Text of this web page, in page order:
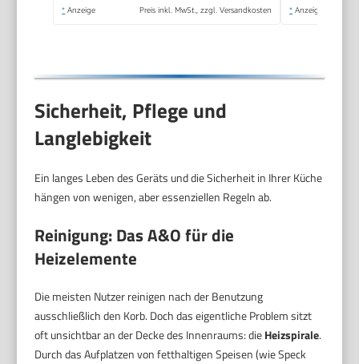
* Anzeige Preis inkl. MwSt., zzgl. Versandkosten * Anzeige
Sicherheit, Pflege und
Langlebigkeit
Ein langes Leben des Geräts und die Sicherheit in Ihrer Küche
hängen von wenigen, aber essenziellen Regeln ab.
Reinigung: Das A&O für die
Heizelemente
Die meisten Nutzer reinigen nach der Benutzung
ausschließlich den Korb. Doch das eigentliche Problem sitzt
oft unsichtbar an der Decke des Innenraums: dieHeizspirale.
Durch das Aufplatzen von fetthaltigen Speisen (wie Speck